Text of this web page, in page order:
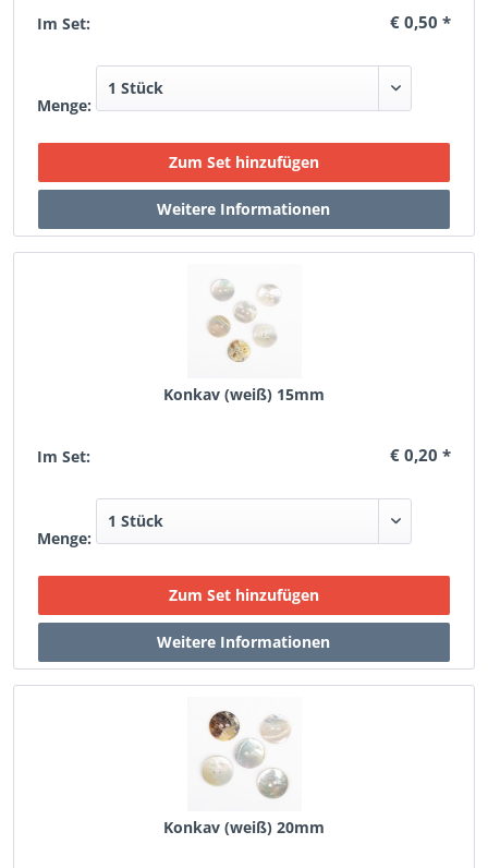
Im Set: € 0,50 *
Menge:
Konkav (weiß) 15mm
Im Set: € 0,20 *
Menge:
Konkav (weiß) 20mm